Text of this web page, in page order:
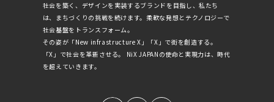
社会を築く、デザインを実装するブランドを目指し、私たち
は、まちづくりの挑戦を続けます。柔軟な発想とテクノロジーで
社会基盤をトランスフォーム。
その姿が「New infrastructure X」「X」で街を創造する。
「X」で社会を革新させる。 NiX JAPANの使命と実現力は、時代
を超えていきます。